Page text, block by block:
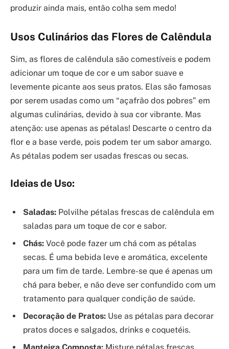
produzir ainda mais, então colha sem medo!
Usos Culinários das Flores de Calêndula
Sim, as flores de calêndula são comestíveis e podem
adicionar um toque de cor e um sabor suave e
levemente picante aos seus pratos. Elas são famosas
por serem usadas como um “açafrão dos pobres” em
algumas culinárias, devido à sua cor vibrante. Mas
atenção: use apenas as pétalas! Descarte o centro da
flor e a base verde, pois podem ter um sabor amargo.
As pétalas podem ser usadas frescas ou secas.
Ideias de Uso:
Saladas: Polvilhe pétalas frescas de calêndula em
saladas para um toque de cor e sabor.
Chás: Você pode fazer um chá com as pétalas
secas. É uma bebida leve e aromática, excelente
para um fim de tarde. Lembre-se que é apenas um
chá para beber, e não deve ser confundido com um
tratamento para qualquer condição de saúde.
Decoração de Pratos: Use as pétalas para decorar
pratos doces e salgados, drinks e coquetéis.